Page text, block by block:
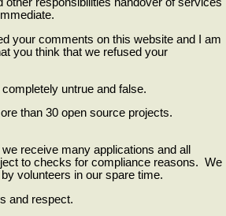
your comments on this website and I am
you think that we refused your
untrue and false.
than 30 open source projects.
receive many applications and all
to checks for compliance reasons. We
volunteers in our spare time.
and respect.